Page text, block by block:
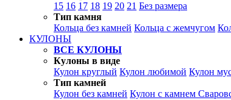
15 16 17 18 19 20 21 Без размера
Тип камня
Кольца без камней Кольца с жемчугом
КУЛОНЫ
ВСЕ КУЛОНЫ
Кулоны в виде
Кулон круглый Кулон любимой Кулон
Тип камней
Кулон без камней Кулон с камнем